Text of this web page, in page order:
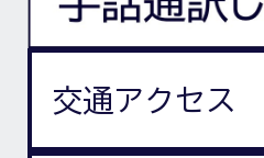
交通アクセス